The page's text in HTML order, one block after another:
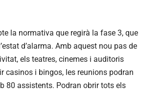
la normativa que regirà la fase 3, que
d’alarma. Amb aquest nou pas de
els teatres, cinemes i auditoris
casinos i bingos, les reunions podran
80 assistents. Podran obrir tots els